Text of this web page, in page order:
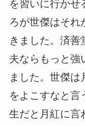
を習いに行かせ
ろが世傑はそれ
きました。済善
夫ならもっと強
ました。世傑
をよこすなと言
生だと月紅に言